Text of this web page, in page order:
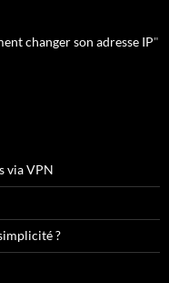
changer son adresse IP"
via VPN
?